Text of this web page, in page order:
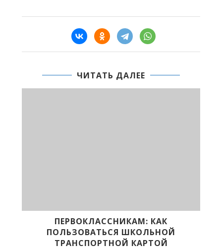
ЧИТАТЬ ДАЛЕЕ
ПЕРВОКЛАССНИКАМ: КАК
ПОЛЬЗОВАТЬСЯ ШКОЛЬНОЙ
ТРАНСПОРТНОЙ КАРТОЙ